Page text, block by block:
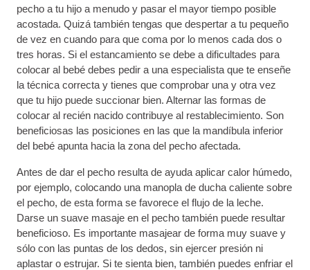
pecho a tu hijo a menudo y pasar el mayor tiempo posible
acostada. Quizá también tengas que despertar a tu pequeño
de vez en cuando para que coma por lo menos cada dos o
tres horas. Si el estancamiento se debe a dificultades para
colocar al bebé debes pedir a una especialista que te enseñe
la técnica correcta y tienes que comprobar una y otra vez
que tu hijo puede succionar bien. Alternar las formas de
colocar al recién nacido contribuye al restablecimiento. Son
beneficiosas las posiciones en las que la mandíbula inferior
del bebé apunta hacia la zona del pecho afectada.
Antes de dar el pecho resulta de ayuda aplicar calor húmedo,
por ejemplo, colocando una manopla de ducha caliente sobre
el pecho, de esta forma se favorece el flujo de la leche.
Darse un suave masaje en el pecho también puede resultar
beneficioso. Es importante masajear de forma muy suave y
sólo con las puntas de los dedos, sin ejercer presión ni
aplastar o estrujar. Si te sienta bien, también puedes enfriar el